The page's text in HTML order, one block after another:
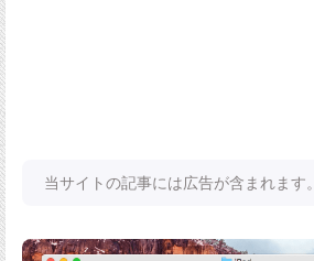
当サイトの記事には広告が含まれます。